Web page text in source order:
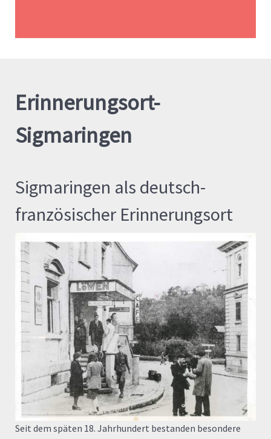
Erinnerungsort-
Sigmaringen
Sigmaringen als deutsch-
französischer Erinnerungsort
Seit dem späten 18. Jahrhundert bestanden besondere